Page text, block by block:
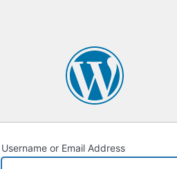
Username or Email Address